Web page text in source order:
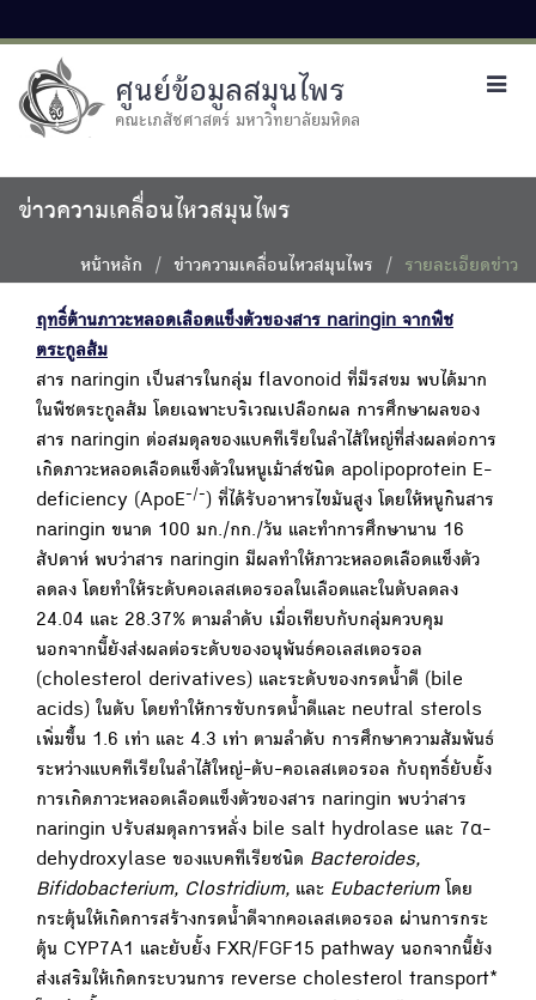
ศูนย์ข้อมูลสมุนไพร
คณะเภสัชศาสตร์ มหาวิทยาลัยมหิดล
ข่าวความเคลื่อนไหวสมุนไพร
หน้าหลัก ข่าวความเคลื่อนไหวสมุนไพร รายละเอียดข่าว
ฤทธิ์ต้านภาวะหลอดเลือดแข็งตัวของสาร naringin จากพืช
ตระกูลส้ม
สาร naringin เป็นสารในกลุ่ม flavonoid ที่มีรสขม พบได้มาก
ในพืชตระกูลส้ม โดยเฉพาะบริเวณเปลือกผล การศึกษาผลของ
สาร naringin ต่อสมดุลของแบคทีเรียในลำไส้ใหญ่ที่ส่งผลต่อการ
เกิดภาวะหลอดเลือดแข็งตัวในหนูเม้าส์ชนิด apolipoprotein E-
deficiency (ApoE-/- ) ที่ได้รับอาหารไขมันสูง โดยให้หนูกินสาร
naringin ขนาด 100 มก./กก./วัน และทำการศึกษานาน 16
สัปดาห์ พบว่าสาร naringin มีผลทำให้ภาวะหลอดเลือดแข็งตัว
ลดลง โดยทำให้ระดับคอเลสเตอรอลในเลือดและในตับลดลง
24.04 และ 28.37% ตามลำดับ เมื่อเทียบกับกลุ่มควบคุม
นอกจากนี้ยังส่งผลต่อระดับของอนุพันธ์คอเลสเตอรอล
(cholesterol derivatives) และระดับของกรดน้ำดี (bile
acids) ในตับ โดยทำให้การขับกรดน้ำดีและ neutral sterols
เพิ่มขึ้น 1.6 เท่า และ 4.3 เท่า ตามลำดับ การศึกษาความสัมพันธ์
ระหว่างแบคทีเรียในลำไส้ใหญ่-ตับ-คอเลสเตอรอล กับฤทธิ์ยับยั้ง
การเกิดภาวะหลอดเลือดแข็งตัวของสาร naringin พบว่าสาร
naringin ปรับสมดุลการหลั่ง bile salt hydrolase และ 7α-
dehydroxylase ของแบคทีเรียชนิด Bacteroides,
Bifidobacterium, Clostridium, และ Eubacteriumโดย
กระตุ้นให้เกิดการสร้างกรดน้ำดีจากคอเลสเตอรอล ผ่านการกระ
ตุ้น CYP7A1 และยับยั้ง FXR/FGF15 pathway นอกจากนี้ยัง
ส่งเสริมให้เกิดกระบวนการ reverse cholesterol transport*